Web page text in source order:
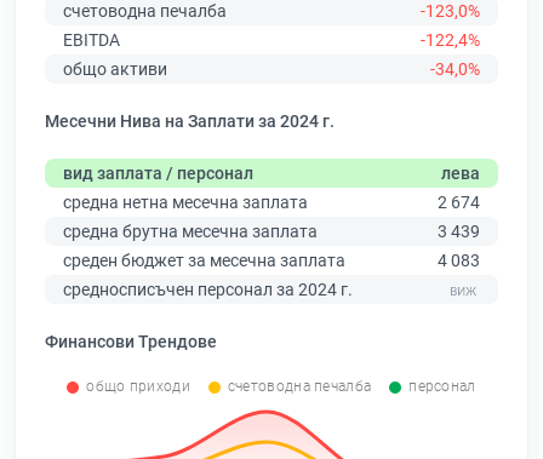
счетоводна печалба
-123,0%
EBITDA
-122,4%
общо активи
-34,0%
Месечни Нива на Заплати за 2024 г.
вид заплата / персонал
лева
средна нетна месечна заплата
2 674
средна брутна месечна заплата
3 439
среден бюджет за месечна заплата
4 083
средносписъчен персонал за 2024 г.
Финансови Трендове
общо приходи счетоводна печалба персонал